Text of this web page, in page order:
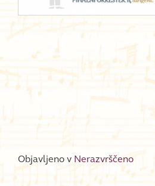
Objavljeno v Nerazvrščeno